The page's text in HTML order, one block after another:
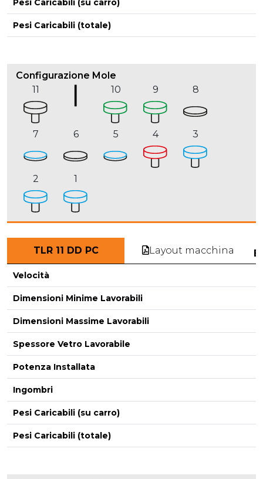
Pesi Caricabili (totale)
Configurazione Mole
11
10 9 8
7 6 5 4 3
2 1
TLR 11 DD PC Layout macchina
Velocità
Dimensioni Minime Lavorabili
Dimensioni Massime Lavorabili
Spessore Vetro Lavorabile
Potenza Installata
Ingombri
Pesi Caricabili (su carro)
Pesi Caricabili (totale)